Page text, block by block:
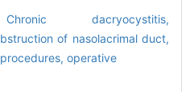
Chronic dacryocystitis,
of nasolacrimal duct,
operative